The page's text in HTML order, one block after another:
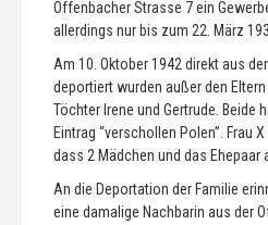
Offenbacher Strasse 7 ein
allerdings nur bis zum 22. März
Am 10. Oktober 1942 direkt aus
deportiert wurden außer den
Töchter Irene und Gertrude. Beide
Eintrag “verschollen Polen”. Frau
dass 2 Mädchen und das Ehepaar
An die Deportation der Familie
eine damalige Nachbarin aus der